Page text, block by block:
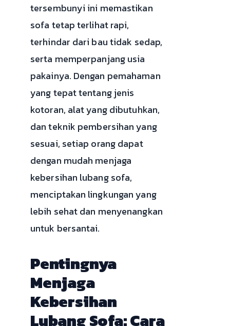
tersembunyi ini memastikan
sofa tetap terlihat rapi,
terhindar dari bau tidak sedap,
serta memperpanjang usia
pakainya. Dengan pemahaman
yang tepat tentang jenis
kotoran, alat yang dibutuhkan,
dan teknik pembersihan yang
sesuai, setiap orang dapat
dengan mudah menjaga
kebersihan lubang sofa,
menciptakan lingkungan yang
lebih sehat dan menyenangkan
untuk bersantai.
Pentingnya
Menjaga
Kebersihan
Lubang Sofa: Cara